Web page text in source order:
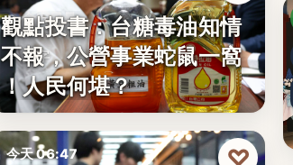
食安風暴
文字
觀點投書：台糖毒油知情
不報，公營事業蛇鼠一窩
！人民何堪？
今天 06:47 ♡